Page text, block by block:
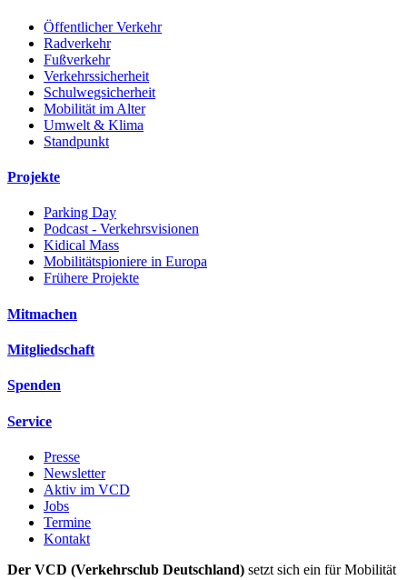
Öffentlicher Verkehr
Radverkehr
Fußverkehr
Verkehrssicherheit
Schulwegsicherheit
Mobilität im Alter
Umwelt & Klima
Standpunkt
Projekte
Parking Day
Podcast - Verkehrsvisionen
Kidical Mass
Mobilitätspioniere in Europa
Frühere Projekte
Mitmachen
Mitgliedschaft
Spenden
Service
Presse
Newsletter
Aktiv im VCD
Jobs
Termine
Kontakt
Der VCD (Verkehrsclub Deutschland) setzt sich ein für Mobilität